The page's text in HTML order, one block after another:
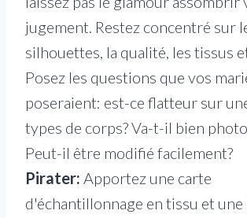
jugement. Restez concentré sur
silhouettes, la qualité, les tissus
Posez les questions que vos
poseraient: est-ce flatteur sur
types de corps? Va-t-il bien
Peut-il être modifié facilement?
Pirater: Apportez une carte
d'échantillonnage en tissu et une